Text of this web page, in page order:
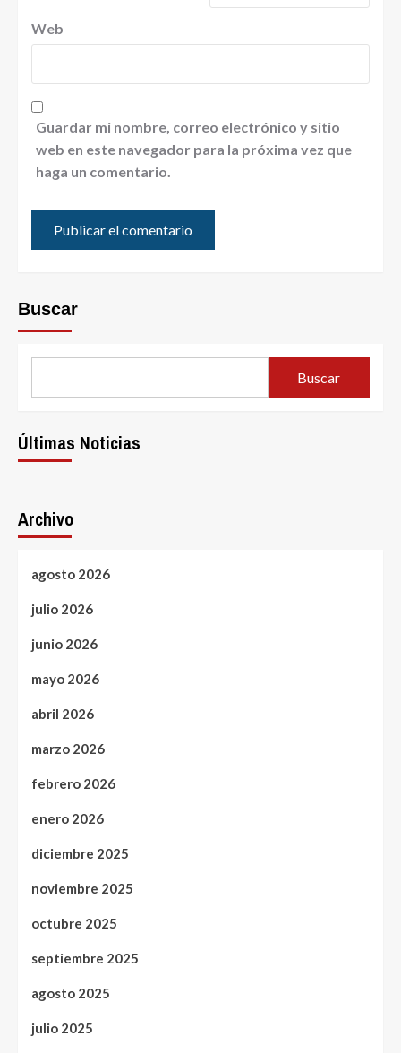
Web
Guardar mi nombre, correo electrónico y sitio
web en este navegador para la próxima vez que
haga un comentario.
Buscar
Buscar
Últimas Noticias
Archivo
agosto 2026
julio 2026
junio 2026
mayo 2026
abril 2026
marzo 2026
febrero 2026
enero 2026
diciembre 2025
noviembre 2025
octubre 2025
septiembre 2025
agosto 2025
julio 2025